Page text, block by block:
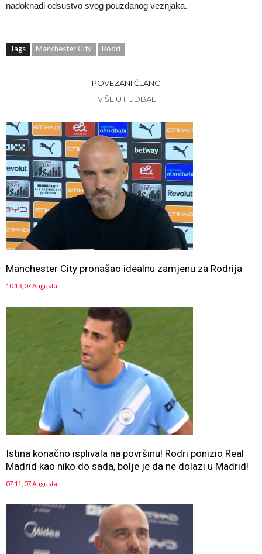
nadoknadi odsustvo svog pouzdanog veznjaka.
Tags Manchester City Rodri
POVEZANI ČLANCI
VIŠE U FUDBAL
Manchester City pronašao idealnu zamjenu za Rodrija
10:13, 07 Augusta
Istina konačno isplivala na površinu! Rodri ponizio Real
Madrid kao niko do sada, bolje je da ne dolazi u Madrid!
07:11, 07 Augusta